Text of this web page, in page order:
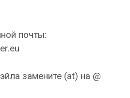
почты:
замените (at) на @